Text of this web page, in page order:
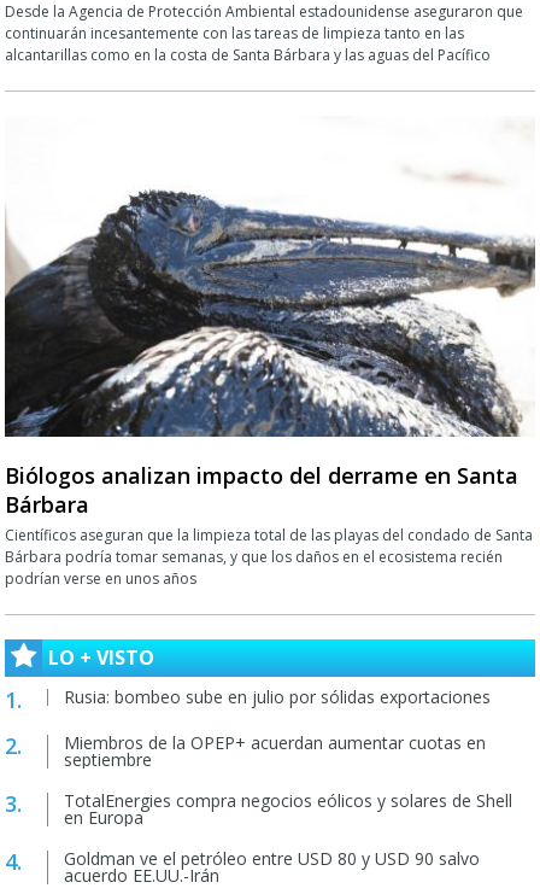
Desde la Agencia de Protección Ambiental estadounidense aseguraron que
continuarán incesantemente con las tareas de limpieza tanto en las
alcantarillas como en la costa de Santa Bárbara y las aguas del Pacífico
Biólogos analizan impacto del derrame en Santa
Bárbara
Científicos aseguran que la limpieza total de las playas del condado de Santa
Bárbara podría tomar semanas, y que los daños en el ecosistema recién
podrían verse en unos años
LO + VISTO
Rusia: bombeo sube en julio por sólidas exportaciones
Miembros de la OPEP+ acuerdan aumentar cuotas en
septiembre
TotalEnergies compra negocios eólicos y solares de Shell
en Europa
Goldman ve el petróleo entre USD 80 y USD 90 salvo
acuerdo EE.UU.-Irán